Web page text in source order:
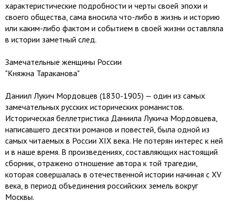
характеристические подробности и черты своей эпохи и
своего общества, сама вносила что-либо в жизнь и историю
или каким-либо фактом и событием в своей жизни оставляла
в истории заметный след.
Замечательные женщины России
"Княжна Тараканова"
Даниил Лукич Мордовцев (1830-1905) — один из самых
замечательных русских исторических романистов.
Историческая беллетристика Даниила Лукича Мордовцева,
написавшего десятки романов и повестей, была одной из
самых читаемых в России XIX века. Не потерян интерес к ней
и в наше время. В произведениях, составляющих настоящий
сборник, отражено отношение автора к той трагедии,
которая совершалась в отечественной истории начиная с XV
века, в период объединения российских земель вокруг
Москвы.